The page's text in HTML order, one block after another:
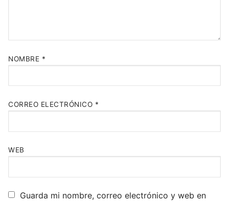
NOMBRE *
CORREO ELECTRÓNICO *
WEB
Guarda mi nombre, correo electrónico y web en